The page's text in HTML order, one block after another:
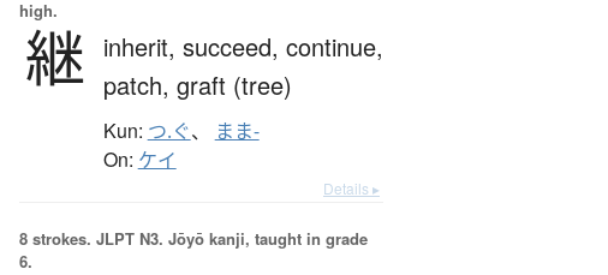
high.
継 inherit, succeed, continue,
patch, graft (tree)
Kun: つ.ぐ、 まま-
On: ケイ
Details ▸
8 strokes. JLPT N3. Jōyō kanji, taught in grade
6.